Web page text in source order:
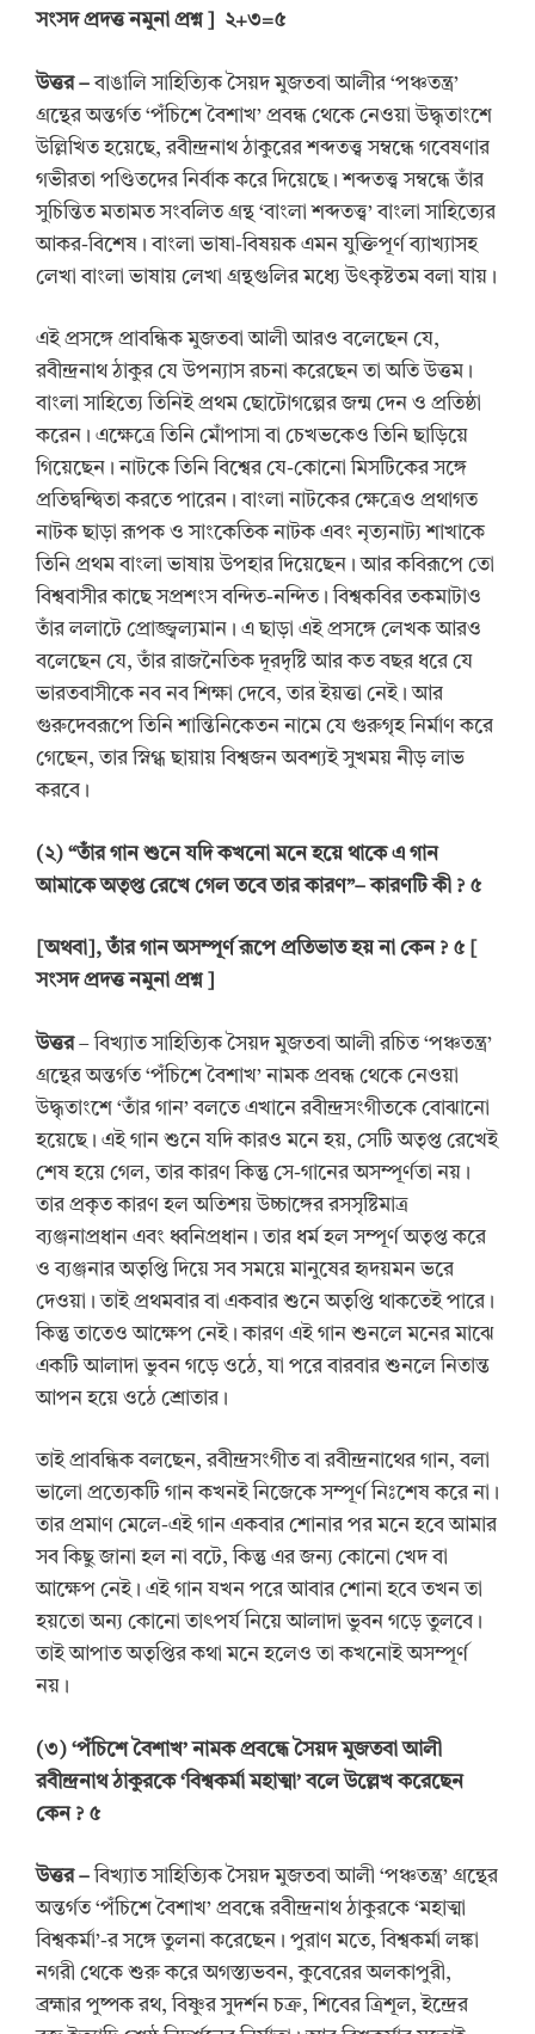
সংসদ প্রদত্ত নমুনা প্রশ্ন
২+৩=৫
উত্তর–বাঙালি সাহিত্যিক সৈয়দ মুজতবা আলীর ‘পঞ্চতন্ত্র’
গ্রন্থের অন্তর্গত ‘পঁচিশে বৈশাখ’ প্রবন্ধ থেকে নেওয়া উদ্ধৃতাংশে
উল্লিখিত হয়েছে, রবীন্দ্রনাথ ঠাকুরের শব্দতত্ত্ব সম্বন্ধে গবেষণার
গভীরতা পণ্ডিতদের নির্বাক করে দিয়েছে। শব্দতত্ত্ব সম্বন্ধে তাঁর
সুচিন্তিত মতামত সংবলিত গ্রন্থ ‘বাংলা শব্দতত্ত্ব’ বাংলা সাহিত্যের
আকর-বিশেষ। বাংলা ভাষা-বিষয়ক এমন যুক্তিপূর্ণ ব্যাখ্যাসহ
লেখা বাংলা ভাষায় লেখা গ্রন্থগুলির মধ্যে উৎকৃষ্টতম বলা যায়।
এই প্রসঙ্গে প্রাবন্ধিক মুজতবা আলী আরও বলেছেন যে,
রবীন্দ্রনাথ ঠাকুর যে উপন্যাস রচনা করেছেন তা অতি উত্তম।
বাংলা সাহিত্যে তিনিই প্রথম ছোটোগল্পের জন্ম দেন ও প্রতিষ্ঠা
করেন। এক্ষেত্রে তিনি মোঁপাসা বা চেখভকেও তিনি ছাড়িয়ে
গিয়েছেন। নাটকে তিনি বিশ্বের যে-কোনো মিসটিকের সঙ্গে
প্রতিদ্বন্দ্বিতা করতে পারেন। বাংলা নাটকের ক্ষেত্রেও প্রথাগত
নাটক ছাড়া রূপক ও সাংকেতিক নাটক এবং নৃত্যনাট্য শাখাকে
তিনি প্রথম বাংলা ভাষায় উপহার দিয়েছেন। আর কবিরূপে তো
বিশ্ববাসীর কাছে সপ্রশংস বন্দিত-নন্দিত। বিশ্বকবির তকমাটাও
তাঁর ললাটে প্রোজ্জ্বল্যমান। এ ছাড়া এই প্রসঙ্গে লেখক আরও
বলেছেন যে, তাঁর রাজনৈতিক দূরদৃষ্টি আর কত বছর ধরে যে
ভারতবাসীকে নব নব শিক্ষা দেবে, তার ইয়ত্তা নেই। আর
গুরুদেবরূপে তিনি শান্তিনিকেতন নামে যে গুরুগৃহ নির্মাণ করে
গেছেন, তার স্নিগ্ধ ছায়ায় বিশ্বজন অবশ্যই সুখময় নীড় লাভ
করবে।
(২) “তাঁর গান শুনে যদি কখনো মনে হয়ে থাকে এ গান
আমাকে অতৃপ্ত রেখে গেল তবে তার কারণ”– কারণটি কী ? ৫
[অথবা , তাঁর গান অসম্পূর্ণ রূপে প্রতিভাত হয় না কেন ? ৫
সংসদ প্রদত্ত নমুনা প্রশ্ন
উত্তর– বিখ্যাত সাহিত্যিক সৈয়দ মুজতবা আলী রচিত ‘পঞ্চতন্ত্র’
গ্রন্থের অন্তর্গত ‘পঁচিশে বৈশাখ’ নামক প্রবন্ধ থেকে নেওয়া
উদ্ধৃতাংশে ‘তাঁর গান’ বলতে এখানে রবীন্দ্রসংগীতকে বোঝানো
হয়েছে। এই গান শুনে যদি কারও মনে হয়, সেটি অতৃপ্ত রেখেই
শেষ হয়ে গেল, তার কারণ কিন্তু সে-গানের অসম্পূর্ণতা নয়।
তার প্রকৃত কারণ হল অতিশয় উচ্চাঙ্গের রসসৃষ্টিমাত্র
ব্যঞ্জনাপ্রধান এবং ধ্বনিপ্রধান। তার ধর্ম হল সম্পূর্ণ অতৃপ্ত করে
ও ব্যঞ্জনার অতৃপ্তি দিয়ে সব সময়ে মানুষের হৃদয়মন ভরে
দেওয়া। তাই প্রথমবার বা একবার শুনে অতৃপ্তি থাকতেই পারে।
কিন্তু তাতেও আক্ষেপ নেই। কারণ এই গান শুনলে মনের মাঝে
একটি আলাদা ভুবন গড়ে ওঠে, যা পরে বারবার শুনলে নিতান্ত
আপন হয়ে ওঠে শ্রোতার।
তাই প্রাবন্ধিক বলছেন, রবীন্দ্রসংগীত বা রবীন্দ্রনাথের গান, বলা
ভালো প্রত্যেকটি গান কখনই নিজেকে সম্পূর্ণ নিঃশেষ করে না।
তার প্রমাণ মেলে-এই গান একবার শোনার পর মনে হবে আমার
সব কিছু জানা হল না বটে, কিন্তু এর জন্য কোনো খেদ বা
আক্ষেপ নেই। এই গান যখন পরে আবার শোনা হবে তখন তা
হয়তো অন্য কোনো তাৎপর্য নিয়ে আলাদা ভুবন গড়ে তুলবে।
তাই আপাত অতৃপ্তির কথা মনে হলেও তা কখনোই অসম্পূর্ণ
নয়।
(৩ ) ‘পঁচিশে বৈশাখ’নামক প্রবন্ধে সৈয়দ মুজতবা আলী
রবীন্দ্রনাথ ঠাকুরকে‘বিশ্বকর্মা মহাত্মা’বলে উল্লেখ করেছেন
কেন ? ৫
উত্তর–বিখ্যাত সাহিত্যিক সৈয়দ মুজতবা আলী ‘পঞ্চতন্ত্র’ গ্রন্থের
অন্তর্গত ‘পঁচিশে বৈশাখ’ প্রবন্ধে রবীন্দ্রনাথ ঠাকুরকে ‘মহাত্মা
বিশ্বকর্মা’-র সঙ্গে তুলনা করেছেন। পুরাণ মতে, বিশ্বকর্মা লঙ্কা
নগরী থেকে শুরু করে অগস্ত্যভবন, কুবেরের অলকাপুরী,
ব্রহ্মার পুষ্পক রথ, বিষ্ণুর সুদর্শন চক্র, শিবের ত্রিশূল, ইন্দ্রের